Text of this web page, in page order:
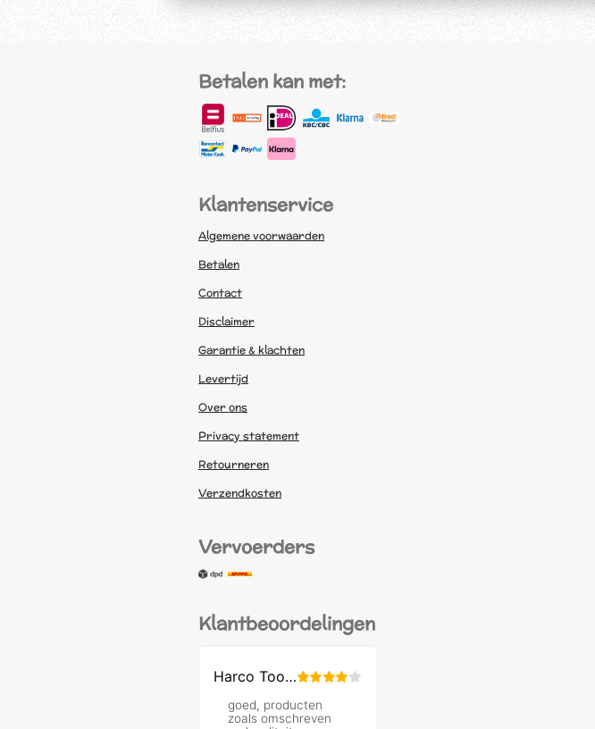
Betalen kan met:
Klantenservice
Algemene voorwaarden
Betalen
Contact
Disclaimer
Garantie & klachten
Levertijd
Over ons
Privacy statement
Retourneren
Verzendkosten
Vervoerders
Klantbeoordelingen